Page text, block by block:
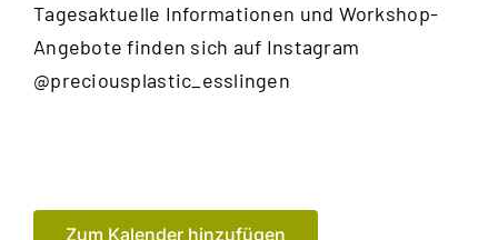
Tagesaktuelle Informationen und Workshop-
Angebote finden sich auf Instagram
@preciousplastic_esslingen
Zum Kalender hinzufügen